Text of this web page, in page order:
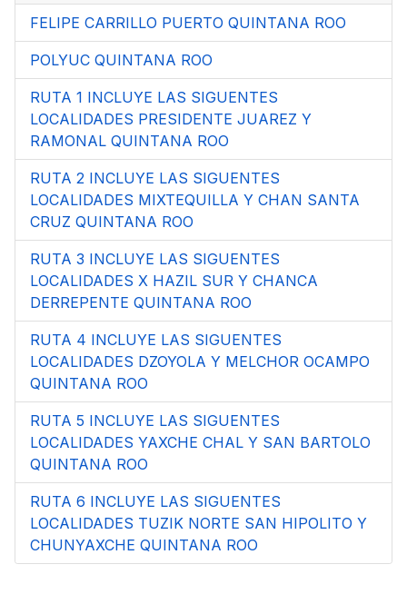
FELIPE CARRILLO PUERTO QUINTANA ROO
POLYUC QUINTANA ROO
RUTA 1 INCLUYE LAS SIGUENTES
LOCALIDADES PRESIDENTE JUAREZ Y
RAMONAL QUINTANA ROO
RUTA 2 INCLUYE LAS SIGUENTES
LOCALIDADES MIXTEQUILLA Y CHAN SANTA
CRUZ QUINTANA ROO
RUTA 3 INCLUYE LAS SIGUENTES
LOCALIDADES X HAZIL SUR Y CHANCA
DERREPENTE QUINTANA ROO
RUTA 4 INCLUYE LAS SIGUENTES
LOCALIDADES DZOYOLA Y MELCHOR OCAMPO
QUINTANA ROO
RUTA 5 INCLUYE LAS SIGUENTES
LOCALIDADES YAXCHE CHAL Y SAN BARTOLO
QUINTANA ROO
RUTA 6 INCLUYE LAS SIGUENTES
LOCALIDADES TUZIK NORTE SAN HIPOLITO Y
CHUNYAXCHE QUINTANA ROO